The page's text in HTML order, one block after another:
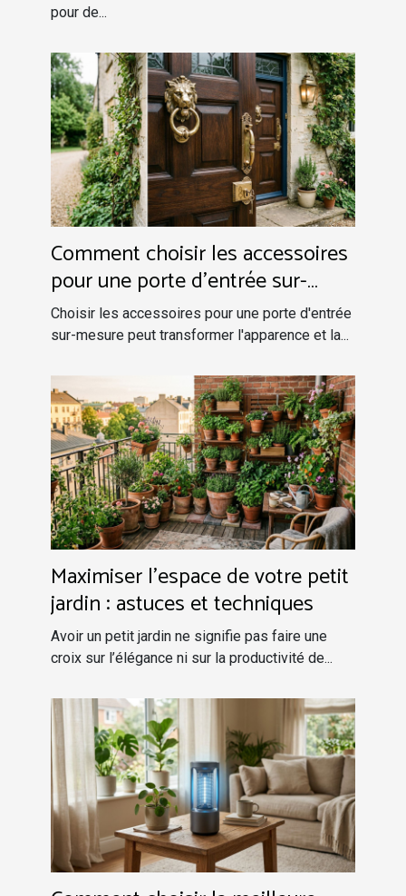
pour de...
Comment choisir les accessoires
pour une porte d'entrée sur-
mesure ?
Choisir les accessoires pour une porte d'entrée
sur-mesure peut transformer l'apparence et la...
Maximiser l'espace de votre petit
jardin : astuces et techniques
Avoir un petit jardin ne signifie pas faire une
croix sur l’élégance ni sur la productivité de...